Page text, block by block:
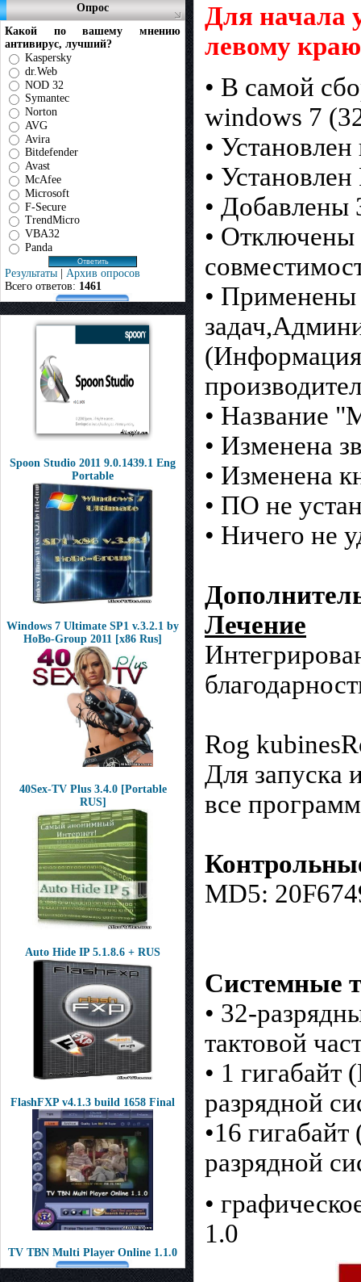
Опрос
Какой по вашему мнению
антивирус, лучший?
Kaspersky
dr.Web
NOD 32
Symantec
Norton
AVG
Avira
Bitdefender
Avast
McAfee
Microsoft
F-Secure
TrendMicro
VBA32
Panda
Результаты | Архив опросов
Всего ответов: 1461
Spoon Studio 2011 9.0.1439.1 Eng
Portable
Windows 7 Ultimate SP1 v.3.2.1 by
HoBo-Group 2011 [x86 Rus]
40Sex-TV Plus 3.4.0 [Portable
RUS]
Auto Hide IP 5.1.8.6 + RUS
FlashFXP v4.1.3 build 1658 Final
TV TBN Multi Player Online 1.1.0
Для начала
левому
• В самой
windows 7
•
•
• Добавлены
•
•
• Название
• Изменена
• Изменена
• ПО не
• Ничего не
Лечение
Rog
Для запуска
все
MD5:
Системные
• 32-
тактовой
• 1
разрядной
•16
разрядной
•
1.0